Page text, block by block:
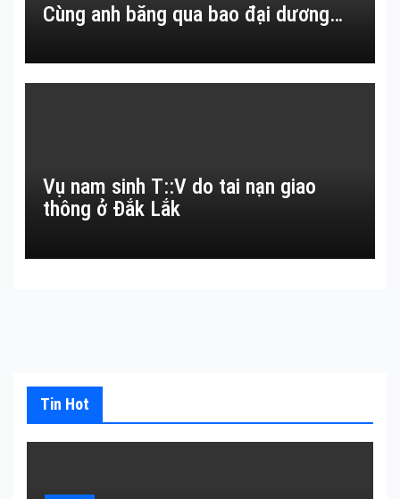
Cùng anh băng qua bao đại dương…
Vụ nam sinh T::V do tai nạn giao
thông ở Đắk Lắk
Tin Hot